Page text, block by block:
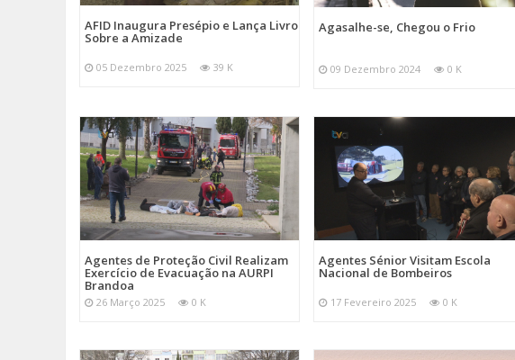
AFID Inaugura Presépio e Lança Livro
Sobre a Amizade
05 Dezembro 2025 39 K
Agasalhe-se, Chegou o Frio
09 Dezembro 2024 0 K
Agentes de Proteção Civil Realizam
Exercício de Evacuação na AURPI
Brandoa
26 Março 2025 0 K
Agentes Sénior Visitam Escola
Nacional de Bombeiros
17 Fevereiro 2025 0 K